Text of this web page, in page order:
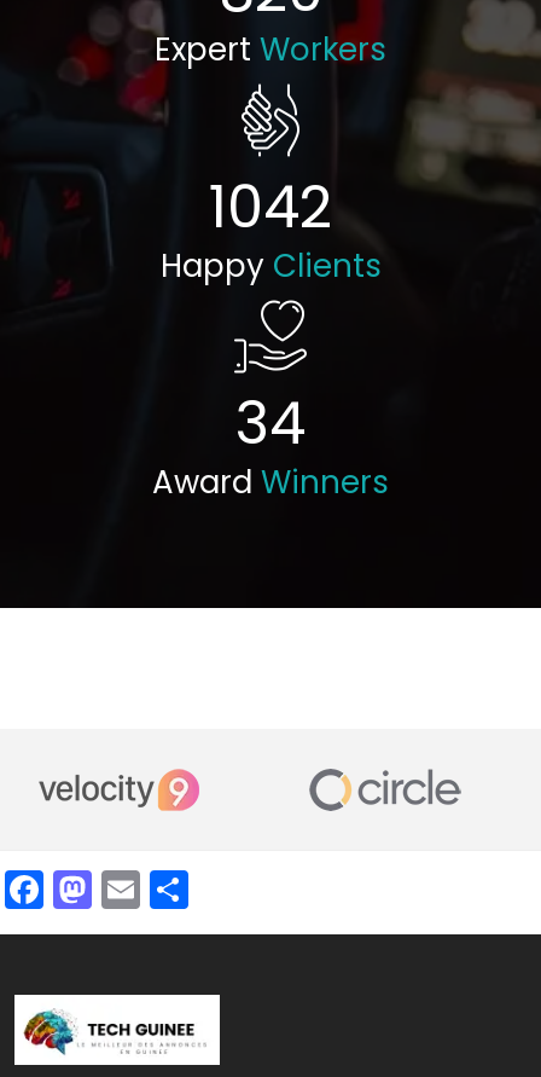
Expert Workers
1042
Happy Clients
34
Award Winners
Facebook
Mastodon
Email